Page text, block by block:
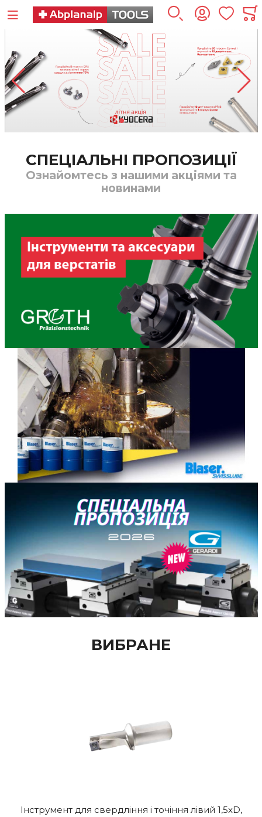
СПЕЦІАЛЬНІ ПРОПОЗИЦІЇ
Ознайомтесь з нашими акціями та
новинами
ВИБРАНЕ
Інструмент для свердління і точіння лівий 1,5xD,